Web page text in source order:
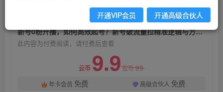
新号0粉开播，如何高效起号？新号破流量拉精准逻辑与方法，引爆直播间
此内容为付费阅读，请付费后查看
云币 9.9云币99
年卡会员 免费 高级合伙人 免费
开通VIP会员 开通高级合伙人